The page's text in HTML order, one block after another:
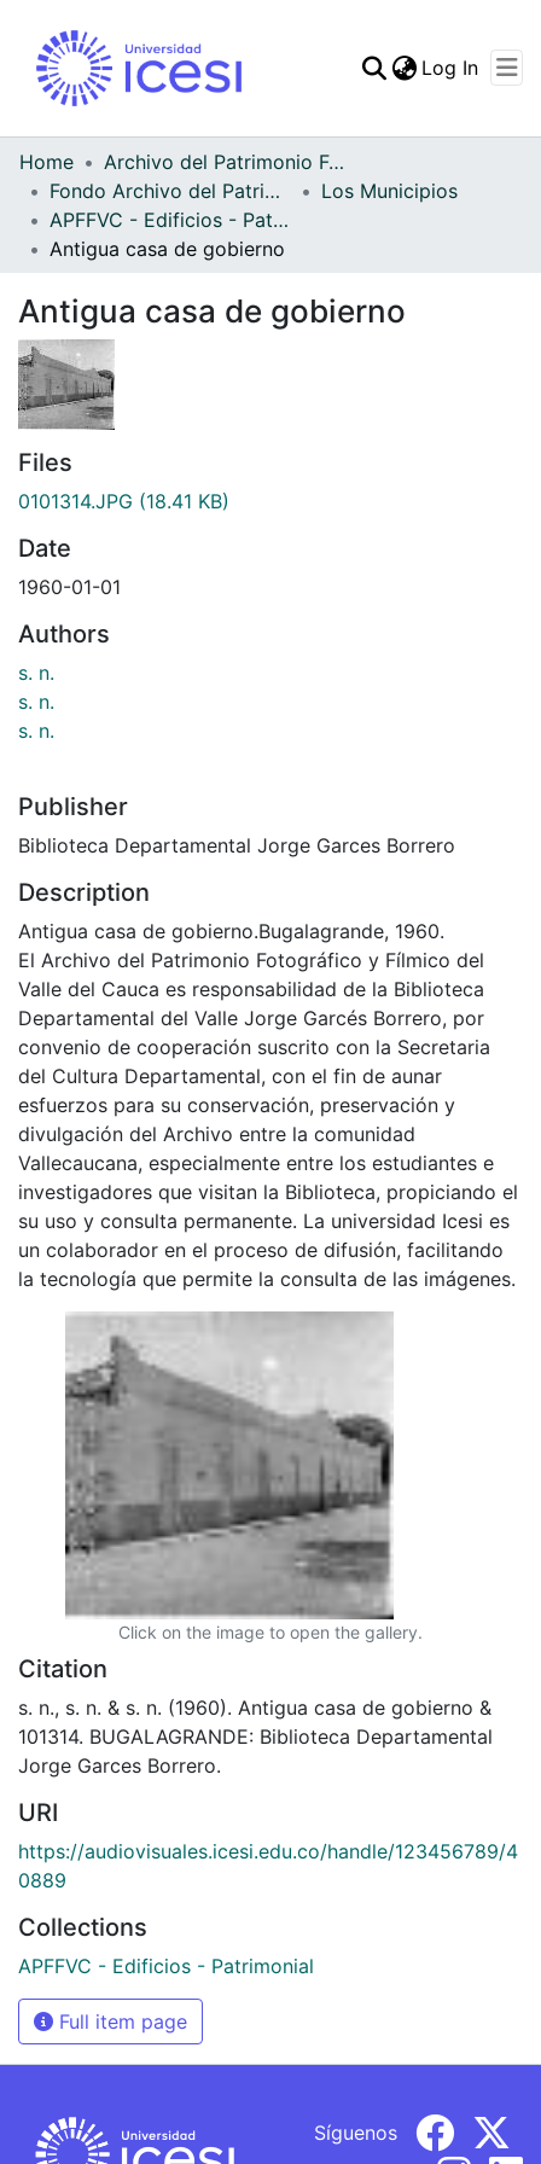
Statistics
Log In
Home
Archivo del Patrimonio Fotográfico y Fílmico del Valle del Cauca
Fondo Archivo del Patrimonio Fotográfico y Fílmico del Valle del Cauca
Los Municipios
APFFVC - Edificios - Patrimonial
Antigua casa de gobierno
Antigua casa de gobierno
Files
0101314.JPG (18.41 KB)
Date
1960-01-01
Authors
s. n.
s. n.
s. n.
Publisher
Biblioteca Departamental Jorge Garces Borrero
Description
Antigua casa de gobierno.Bugalagrande, 1960.
El Archivo del Patrimonio Fotográfico y Fílmico del
Valle del Cauca es responsabilidad de la Biblioteca
Departamental del Valle Jorge Garcés Borrero, por
convenio de cooperación suscrito con la Secretaria
del Cultura Departamental, con el fin de aunar
esfuerzos para su conservación, preservación y
divulgación del Archivo entre la comunidad
Vallecaucana, especialmente entre los estudiantes e
investigadores que visitan la Biblioteca, propiciando el
su uso y consulta permanente. La universidad Icesi es
un colaborador en el proceso de difusión, facilitando
la tecnología que permite la consulta de las imágenes.
Click on the image to open the gallery.
Citation
s. n., s. n. & s. n. (1960). Antigua casa de gobierno &
101314. BUGALAGRANDE: Biblioteca Departamental
Jorge Garces Borrero.
URI
https://audiovisuales.icesi.edu.co/handle/123456789/4
0889
Collections
APFFVC - Edificios - Patrimonial
Full item page
Síguenos